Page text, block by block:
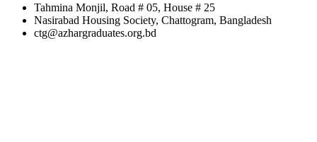
Tahmina Monjil, Road # 05, House # 25
Nasirabad Housing Society, Chattogram, Bangladesh
ctg@azhargraduates.org.bd